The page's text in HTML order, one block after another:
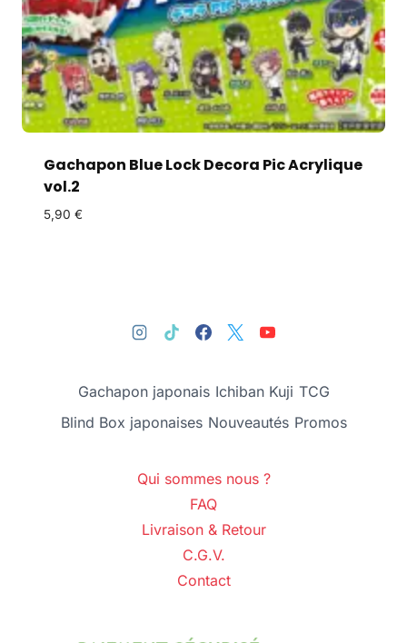
Gachapon Blue Lock Decora Pic Acrylique
vol.2
5,90 €
Gachapon japonais Ichiban Kuji TCG
Blind Box japonaises Nouveautés Promos
Qui sommes nous ?
FAQ
Livraison & Retour
C.G.V.
Contact